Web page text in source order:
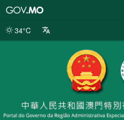
da
34°C